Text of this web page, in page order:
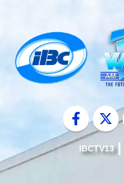
content
IBCTV13